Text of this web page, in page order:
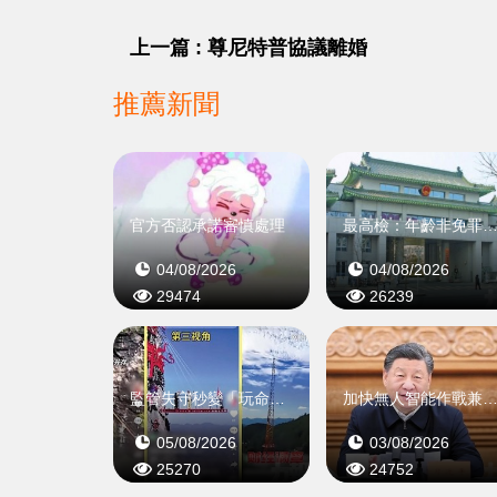
上一篇 : 尊尼特普協議離婚
推薦新聞
官方否認承諾審慎處理
04/08/2026
29474
最高檢：年齡非免
04/08/2026
26239
監管失守秒變「玩命遊戲」
05/08/2026
25270
加快無人智能作戰兼推
03/08/2026
24752